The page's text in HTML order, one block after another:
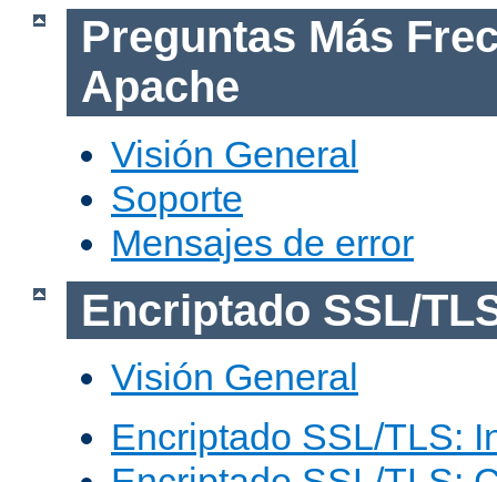
Preguntas Más
Apache
Visión General
Soporte
Mensajes de error
Encriptado SSL/
Visión General
Encriptado SSL/TLS: